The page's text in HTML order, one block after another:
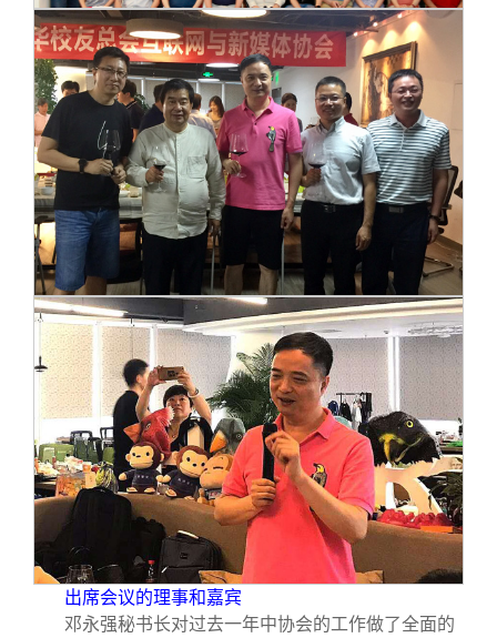
制度法规
联系我们
出席会议的理事和嘉宾
邓永强秘书长对过去一年中协会的工作做了全面的